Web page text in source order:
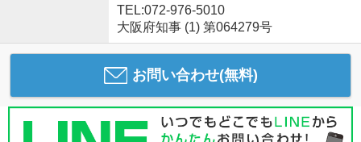
TEL:072-976-5010
大阪府知事 (1) 第064279号
お問い合わせ(無料)